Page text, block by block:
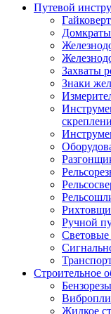
Путевой
Захваты
Знаки
Ручной
Строительное
Бензорезы
Жидкое